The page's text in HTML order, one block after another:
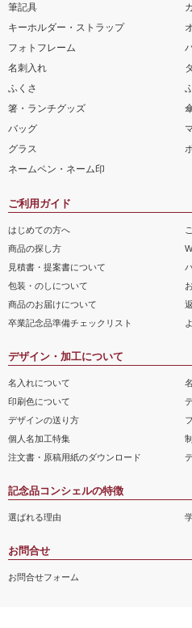
筆記具
キーホルダー・ストラップ
フォトフレーム
名刺入れ
ふくさ
箸・ランチグッズ
バッグ
グラス
ネームペン・ネーム印
ご利用ガイド
はじめての方へ
商品の探し方
見積書・提案書について
包装・のしについて
商品のお届けについて
卒業記念品準備チェックリスト
デザイン・加工について
名入れについて
印刷色について
デザインの送り方
個人名加工特集
注文書・原稿用紙のダウンロード
記念品コンシェルの特徴
選ばれる理由
お問合せ
お問合せフォーム